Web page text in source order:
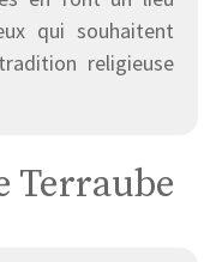
qui souhaitent
religieuse
Terraube